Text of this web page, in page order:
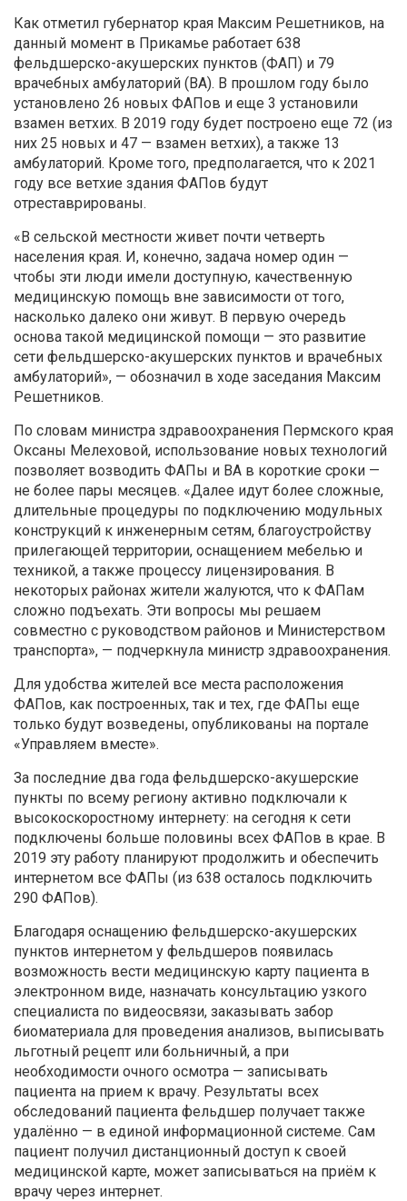
Как отметил губернатор края Максим Решетников, на
данный момент в Прикамье работает 638
фельдшерско-акушерских пунктов (ФАП) и 79
врачебных амбулаторий (ВА). В прошлом году было
установлено 26 новых ФАПов и еще 3 установили
взамен ветхих. В 2019 году будет построено еще 72 (из
них 25 новых и 47 — взамен ветхих), а также 13
амбулаторий. Кроме того, предполагается, что к 2021
году все ветхие здания ФАПов будут
отреставрированы.
«В сельской местности живет почти четверть
населения края. И, конечно, задача номер один —
чтобы эти люди имели доступную, качественную
медицинскую помощь вне зависимости от того,
насколько далеко они живут. В первую очередь
основа такой медицинской помощи — это развитие
сети фельдшерско-акушерских пунктов и врачебных
амбулаторий», — обозначил в ходе заседания Максим
Решетников.
По словам министра здравоохранения Пермского края
Оксаны Мелеховой, использование новых технологий
позволяет возводить ФАПы и ВА в короткие сроки —
не более пары месяцев. «Далее идут более сложные,
длительные процедуры по подключению модульных
конструкций к инженерным сетям, благоустройству
прилегающей территории, оснащением мебелью и
техникой, а также процессу лицензирования. В
некоторых районах жители жалуются, что к ФАПам
сложно подъехать. Эти вопросы мы решаем
совместно с руководством районов и Министерством
транспорта», — подчеркнула министр здравоохранения.
Для удобства жителей все места расположения
ФАПов, как построенных, так и тех, где ФАПы еще
только будут возведены, опубликованы на портале
«Управляем вместе».
За последние два года фельдшерско-акушерские
пункты по всему региону активно подключали к
высокоскоростному интернету: на сегодня к сети
подключены больше половины всех ФАПов в крае. В
2019 эту работу планируют продолжить и обеспечить
интернетом все ФАПы (из 638 осталось подключить
290 ФАПов).
Благодаря оснащению фельдшерско-акушерских
пунктов интернетом у фельдшеров появилась
возможность вести медицинскую карту пациента в
электронном виде, назначать консультацию узкого
специалиста по видеосвязи, заказывать забор
биоматериала для проведения анализов, выписывать
льготный рецепт или больничный, а при
необходимости очного осмотра — записывать
пациента на прием к врачу. Результаты всех
обследований пациента фельдшер получает также
удалённо — в единой информационной системе. Сам
пациент получил дистанционный доступ к своей
медицинской карте, может записываться на приём к
врачу через интернет.